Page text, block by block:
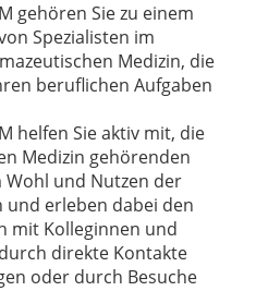
gehören Sie zu einem
Spezialisten im
Medizin, die
beruflichen Aufgaben
helfen Sie aktiv mit, die
Medizin gehörenden
Wohl und Nutzen der
erleben dabei den
mit Kolleginnen und
direkte Kontakte
oder durch Besuche